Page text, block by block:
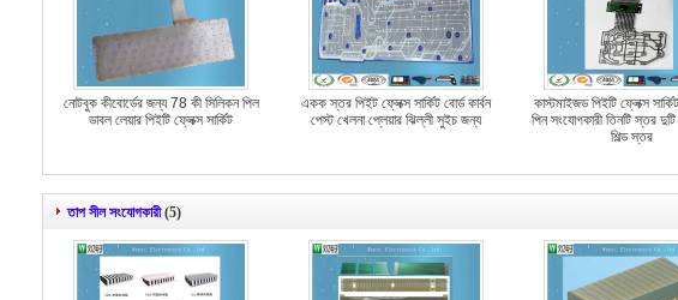
নোটবুক কীবোর্ডের জন্য 78 কী সিলিকন পিল
ডাবল লেয়ার পিইটি ফ্লেক্স সার্কিট
একক স্তর পিইট ফ্লেক্স সার্কিট বোর্ড কার্বন
পেস্ট খেলনা প্লেয়ার ঝিল্লী সুইচ জন্য
কাস্টমাইজড পিইটি ফ্লেক্স
পিন সংযোগকারী তিনটি স্তর
শিল্ড স্তর
তাপ সীল সংযোগকারী (5)